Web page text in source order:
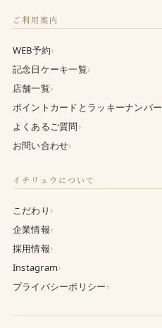
ご利用案内
WEB予約›
記念日ケーキ一覧›
店舗一覧›
ポイントカードとラッキーナンバー
よくあるご質問›
お問い合わせ›
イチリュウについて
こだわり ›
企業情報›
採用情報›
Instagram›
プライバシーポリシー›